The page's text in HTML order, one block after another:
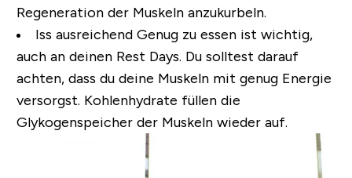
Regeneration der Muskeln anzukurbeln.
Iss ausreichendGenug zu essen ist wichtig,
auch an deinen Rest Days. Du solltest darauf
achten, dass du deine Muskeln mit genug Energie
versorgst. Kohlenhydrate füllen die
Glykogenspeicher der Muskeln wieder auf.